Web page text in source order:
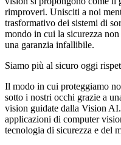
rimproveri. Unisciti a noi
trasformativo dei sistemi di
mondo in cui la sicurezza
una garanzia infallibile.
Siamo più al sicuro oggi
Il modo in cui proteggiamo
sotto i nostri occhi grazie a
vision guidate dalla Vision AI.
applicazioni di computer
tecnologia di sicurezza e del